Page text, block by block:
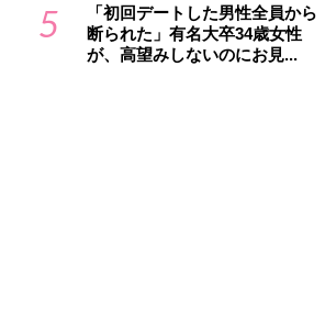
5
「初回デートした男性全員から
断られた」有名大卒34歳女性
が、高望みしないのにお見...